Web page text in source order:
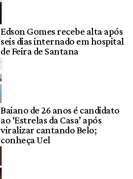
Edson Gomes recebe alta após
seis dias internado em hospital
de Feira de Santana
Baiano de 26 anos é candidato
ao ‘Estrelas da Casa’ após
viralizar cantando Belo;
conheça Uel